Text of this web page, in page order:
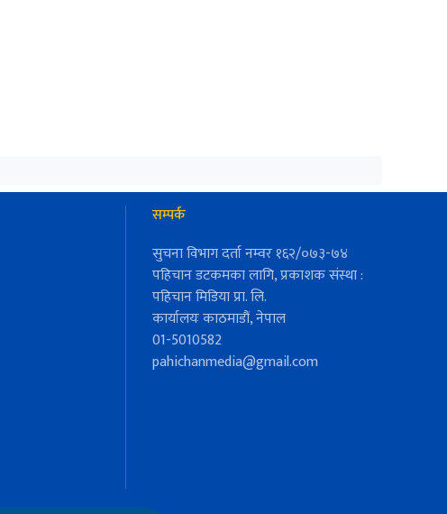
सम्पर्क
सुचना विभाग दर्ता नम्वर १६२/०७३-७४
पहिचान डटकमका लागि, प्रकाशक संस्था :
पहिचान मिडिया प्रा. लि.
कार्यालयः काठमाडौं, नेपाल
01-5010582
pahichanmedia@gmail.com